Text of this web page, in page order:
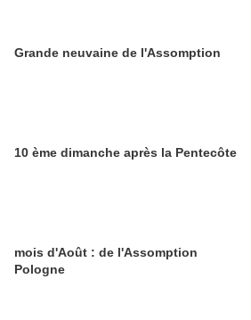
Grande neuvaine de l'Assomption
10 ème dimanche après la Pentecôte
mois d'Août : de l'Assomption
Pologne